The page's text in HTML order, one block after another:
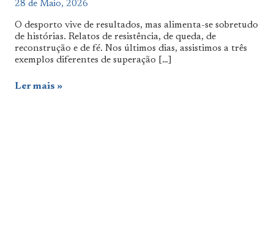
28 de Maio, 2026
O desporto vive de resultados, mas alimenta-se sobretudo
de histórias. Relatos de resistência, de queda, de
reconstrução e de fé. Nos últimos dias, assistimos a três
exemplos diferentes de superação […]
Ler mais